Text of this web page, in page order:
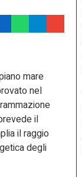
mare
nel
il
il raggio
degli